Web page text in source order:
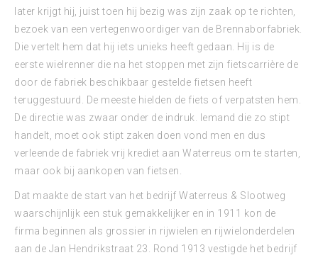
later krijgt hij, juist toen hij bezig was zijn zaak op te richten,
bezoek van een vertegenwoordiger van de Brennaborfabriek.
Die vertelt hem dat hij iets unieks heeft gedaan. Hij is de
eerste wielrenner die na het stoppen met zijn fietscarrière de
door de fabriek beschikbaar gestelde fietsen heeft
teruggestuurd. De meeste hielden de fiets of verpatsten hem.
De directie was zwaar onder de indruk. Iemand die zo stipt
handelt, moet ook stipt zaken doen vond men en dus
verleende de fabriek vrij krediet aan Waterreus om te starten,
maar ook bij aankopen van fietsen.
Dat maakte de start van het bedrijf Waterreus & Slootweg
waarschijnlijk een stuk gemakkelijker en in 1911 kon de
firma beginnen als grossier in rijwielen en rijwielonderdelen
aan de Jan Hendrikstraat 23. Rond 1913 vestigde het bedrijf